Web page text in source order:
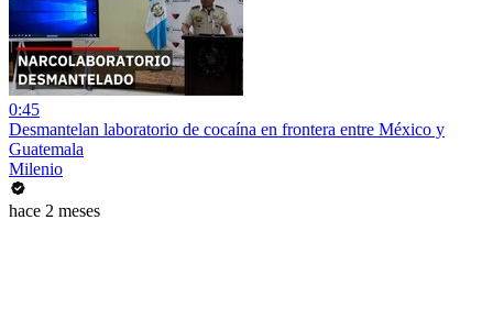
0:45
Desmantelan laboratorio de cocaína en frontera entre México y
Guatemala
Milenio
hace 2 meses